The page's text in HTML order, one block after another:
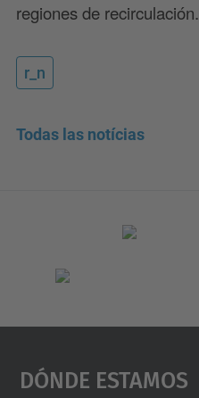
regiones de recirculación.
r_n
Todas las notícias
Dónde Estamos